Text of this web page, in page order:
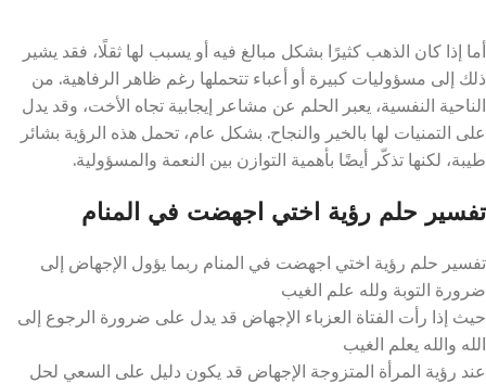
أما إذا كان الذهب كثيرًا بشكل مبالغ فيه أو يسبب لها ثقلًا، فقد يشير
ذلك إلى مسؤوليات كبيرة أو أعباء تتحملها رغم ظاهر الرفاهية. من
الناحية النفسية، يعبر الحلم عن مشاعر إيجابية تجاه الأخت، وقد يدل
على التمنيات لها بالخير والنجاح. بشكل عام، تحمل هذه الرؤية بشائر
طيبة، لكنها تذكّر أيضًا بأهمية التوازن بين النعمة والمسؤولية.
تفسير حلم رؤية اختي اجهضت في المنام
تفسير حلم رؤية اختي اجهضت في المنام ربما يؤول الإجهاض إلى
ضرورة التوبة ولله علم الغيب
حيث إذا رأت الفتاة العزباء الإجهاض قد يدل على ضرورة الرجوع إلى
الله والله يعلم الغيب
عند رؤية المرأة المتزوجة الإجهاض قد يكون دليل على السعي لحل